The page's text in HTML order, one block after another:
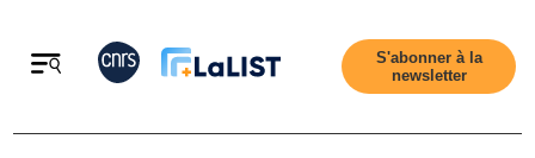
Retour
S'abonner à la
newsletter